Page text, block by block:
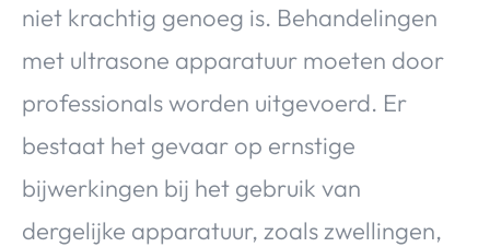
niet krachtig genoeg is. Behandelingen
met ultrasone apparatuur moeten door
professionals worden uitgevoerd. Er
bestaat het gevaar op ernstige
bijwerkingen bij het gebruik van
dergelijke apparatuur, zoals zwellingen,